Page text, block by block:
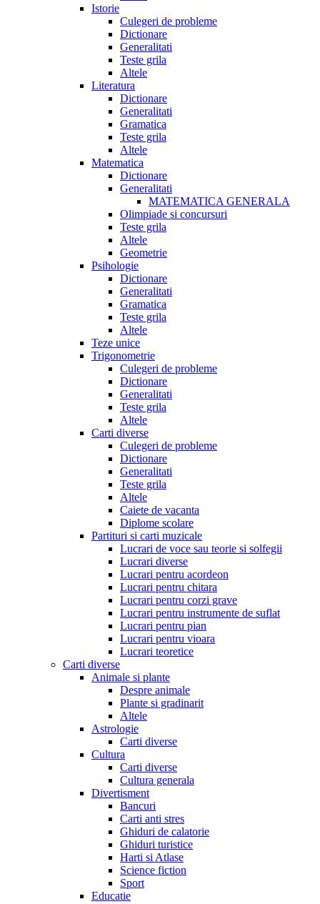
Istorie
Culegeri de probleme
Dictionare
Generalitati
Teste grila
Altele
Literatura
Dictionare
Generalitati
Gramatica
Teste grila
Altele
Matematica
Dictionare
Generalitati
MATEMATICA GENERALA
Olimpiade si concursuri
Teste grila
Altele
Geometrie
Psihologie
Dictionare
Generalitati
Gramatica
Teste grila
Altele
Teze unice
Trigonometrie
Culegeri de probleme
Dictionare
Generalitati
Teste grila
Altele
Carti diverse
Culegeri de probleme
Dictionare
Generalitati
Teste grila
Altele
Caiete de vacanta
Diplome scolare
Partituri si carti muzicale
Lucrari de voce sau teorie si solfegii
Lucrari diverse
Lucrari pentru acordeon
Lucrari pentru chitara
Lucrari pentru corzi grave
Lucrari pentru instrumente de suflat
Lucrari pentru pian
Lucrari pentru vioara
Lucrari teoretice
Carti diverse
Animale si plante
Despre animale
Plante si gradinarit
Altele
Astrologie
Carti diverse
Cultura
Carti diverse
Cultura generala
Divertisment
Bancuri
Carti anti stres
Ghiduri de calatorie
Ghiduri turistice
Harti si Atlase
Science fiction
Sport
Educatie